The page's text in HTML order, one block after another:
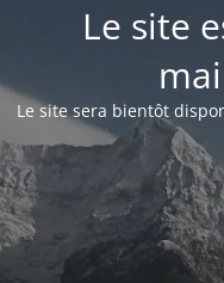
Le site
Le site sera bientôt